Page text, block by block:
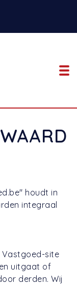
houdt in
integraal
Vastgoed-site
uitgaat of
derden. Wij